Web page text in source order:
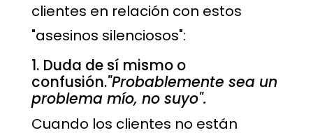
clientes en relación con estos
"asesinos silenciosos":
1. Duda de sí mismo o
confusión."Probablemente sea un
problema mío, no suyo".
Cuando los clientes no están